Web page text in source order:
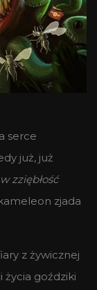
serce
już, już
w zziębłość
zjada
z żywicznej
życia goździki